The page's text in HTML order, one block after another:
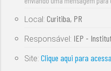
Local:Curitiba, PR
Responsável: IEP -
Site:Clique aqui para